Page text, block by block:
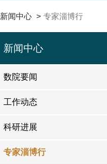
新闻中心 专家淄博行
新闻中心
数院要闻
工作动态
科研进展
专家淄博行